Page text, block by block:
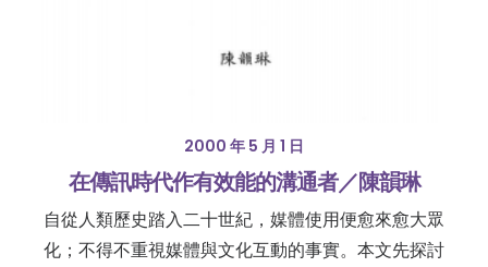
2000 年 5 月 1 日
在傳訊時代作有效能的溝通者／陳韻琳
自從人類歷史踏入二十世紀，媒體使用便愈來愈大眾
化；不得不重視媒體與文化互動的事實。本文先探討